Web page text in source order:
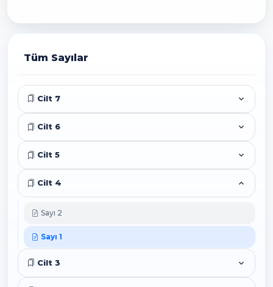
Tüm Sayılar
Cilt 7
Cilt 6
Cilt 5
Cilt 4
Sayı 2
Sayı 1
Cilt 3